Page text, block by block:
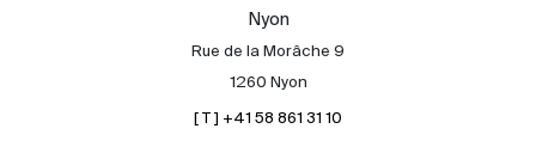
Contacter
Le blog
Nyon
Rue de la Morâche 9
1260 Nyon
[ T ] +41 58 861 31 10